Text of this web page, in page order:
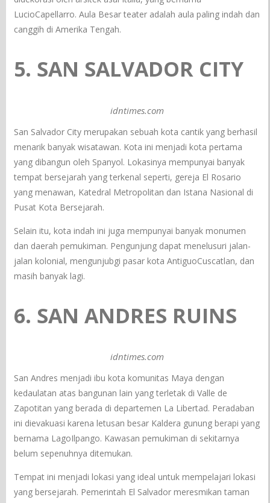
LucioCapellarro. Aula Besar teater adalah aula paling indah dan
canggih di Amerika Tengah.
5. SAN SALVADOR CITY
idntimes.com
San Salvador City merupakan sebuah kota cantik yang berhasil
menarik banyak wisatawan. Kota ini menjadi kota pertama
yang dibangun oleh Spanyol. Lokasinya mempunyai banyak
tempat bersejarah yang terkenal seperti, gereja El Rosario
yang menawan, Katedral Metropolitan dan Istana Nasional di
Pusat Kota Bersejarah.
Selain itu, kota indah ini juga mempunyai banyak monumen
dan daerah pemukiman. Pengunjung dapat menelusuri jalan-
jalan kolonial, mengunjubgi pasar kota AntiguoCuscatlan, dan
masih banyak lagi.
6. SAN ANDRES RUINS
idntimes.com
San Andres menjadi ibu kota komunitas Maya dengan
kedaulatan atas bangunan lain yang terletak di Valle de
Zapotitan yang berada di departemen La Libertad. Peradaban
ini dievakuasi karena letusan besar Kaldera gunung berapi yang
bernama LagoIlpango. Kawasan pemukiman di sekitarnya
belum sepenuhnya ditemukan.
Tempat ini menjadi lokasi yang ideal untuk mempelajari lokasi
yang bersejarah. Pemerintah El Salvador meresmikan taman